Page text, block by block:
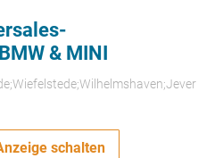
& MINI
schalten